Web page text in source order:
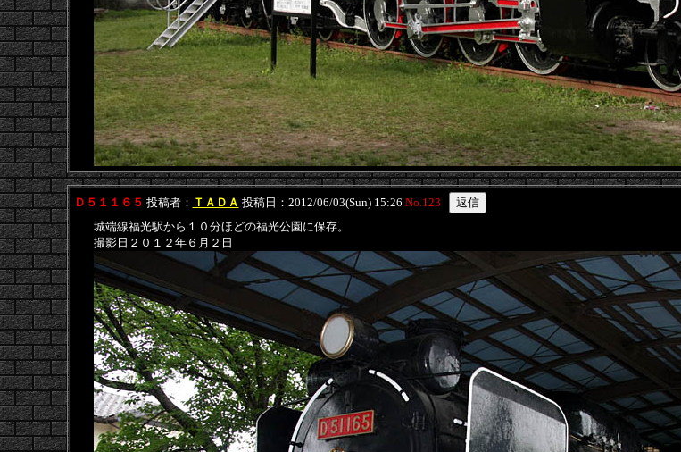
Ｄ５１１６５ 投稿者： ＴＡＤＡ 投稿日：2012/06/03(Sun) 15:26 No.123
城端線福光駅から１０分ほどの福光公園に保存。
撮影日２０１２年６月２日